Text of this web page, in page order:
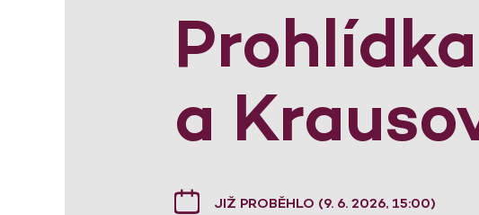
a
JIŽ PROBĚHLO (9. 6. 2026, 15:00)